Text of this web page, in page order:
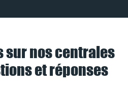
sur nos centrales
et réponses